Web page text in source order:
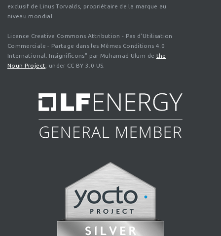
exclusif de Linus Torvalds, propriétaire de la marque au
niveau mondial.
Licence Creative Commons Attribution - Pas d'Utilisation
Commerciale - Partage dans les Mêmes Conditions 4.0
International. Insignificons" par Muhamad Ulum de the
Noun Project , under CC BY 3.0 US.